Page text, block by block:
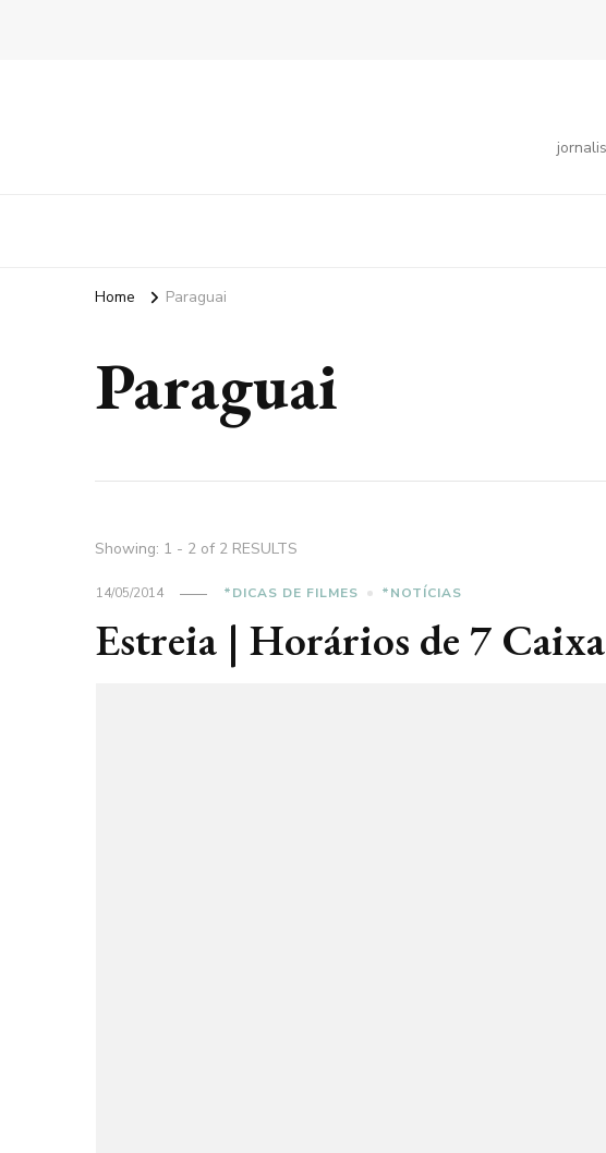
Home Paraguai
Paraguai
Showing: 1 - 2 of 2 RESULTS
14/05/2014 *DICAS DE FILMES *NOTÍCIAS
Estreia | Horários de 7